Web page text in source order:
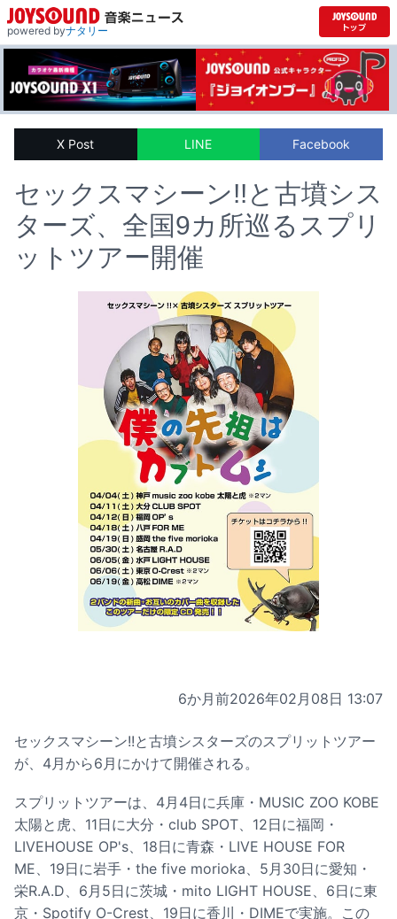
powered byナタリー
X Post LINE Facebook
セックスマシーン!!と古墳シス
ターズ、全国9カ所巡るスプリ
ットツアー開催
6か月前2026年02月08日 13:07
セックスマシーン!!と古墳シスターズのスプリットツアー
が、4月から6月にかけて開催される。
スプリットツアーは、4月4日に兵庫・MUSIC ZOO KOBE
太陽と虎、11日に大分・club SPOT、12日に福岡・
LIVEHOUSE OP's、18日に青森・LIVE HOUSE FOR
ME、19日に岩手・the five morioka、5月30日に愛知・
栄R.A.D、6月5日に茨城・mito LIGHT HOUSE、6日に東
京・Spotify O-Crest、19日に香川・DIMEで実施。この